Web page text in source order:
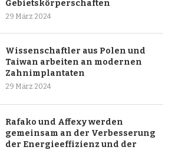
Gebietskörperschaften
29 März 2024
Wissenschaftler aus Polen und
Taiwan arbeiten an modernen
Zahnimplantaten
29 März 2024
Rafako und Affexy werden
gemeinsam an der Verbesserung
der Energieeffizienz und der